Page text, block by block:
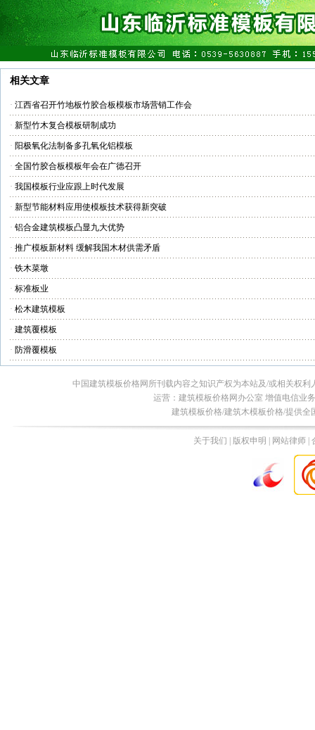
相关文章
· 江西省召开竹地板竹胶合板模板市场营销工作会
· 新型竹木复合模板研制成功
· 阳极氧化法制备多孔氧化铝模板
· 全国竹胶合板模板年会在广德召开
· 我国模板行业应跟上时代发展
· 新型节能材料应用使模板技术获得新突破
· 铝合金建筑模板凸显九大优势
· 推广模板新材料 缓解我国木材供需矛盾
· 铁木菜墩
· 标准板业
· 松木建筑模板
· 建筑覆模板
· 防滑覆模板
中国建筑模板价格网所刊载内容之知识产权为本站及/或相关权
运营：建筑模板价格网办公室 增值电信业
建筑模板价格/建筑木模板价格/提供
关于我们 | 版权申明 | 网站律师 |